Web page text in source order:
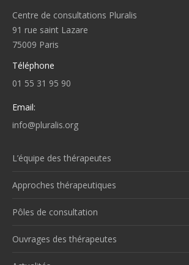
Centre de consultations Pluralis
91 rue saint Lazare
75009 Paris
Téléphone
01 55 31 95 90
Email:
info@pluralis.org
L’équipe des thérapeutes
Approches thérapeutiques
Pôles de consultation
Ouvrages des thérapeutes